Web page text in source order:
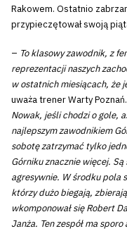
Rakowem. Ostatnio
przypieczętował swoją
– To klasowy zawodnik, z
reprezentacji naszych
w ostatnich miesiącach, że
uważa trener Warty
Nowak, jeśli chodzi o gole,
najlepszym zawodnikiem
sobotę zatrzymać tylko
Górniku znacznie więcej.
agresywnie. W środku pola
którzy dużo biegają,
wkomponował się Robert
Janża. Ten zespół ma